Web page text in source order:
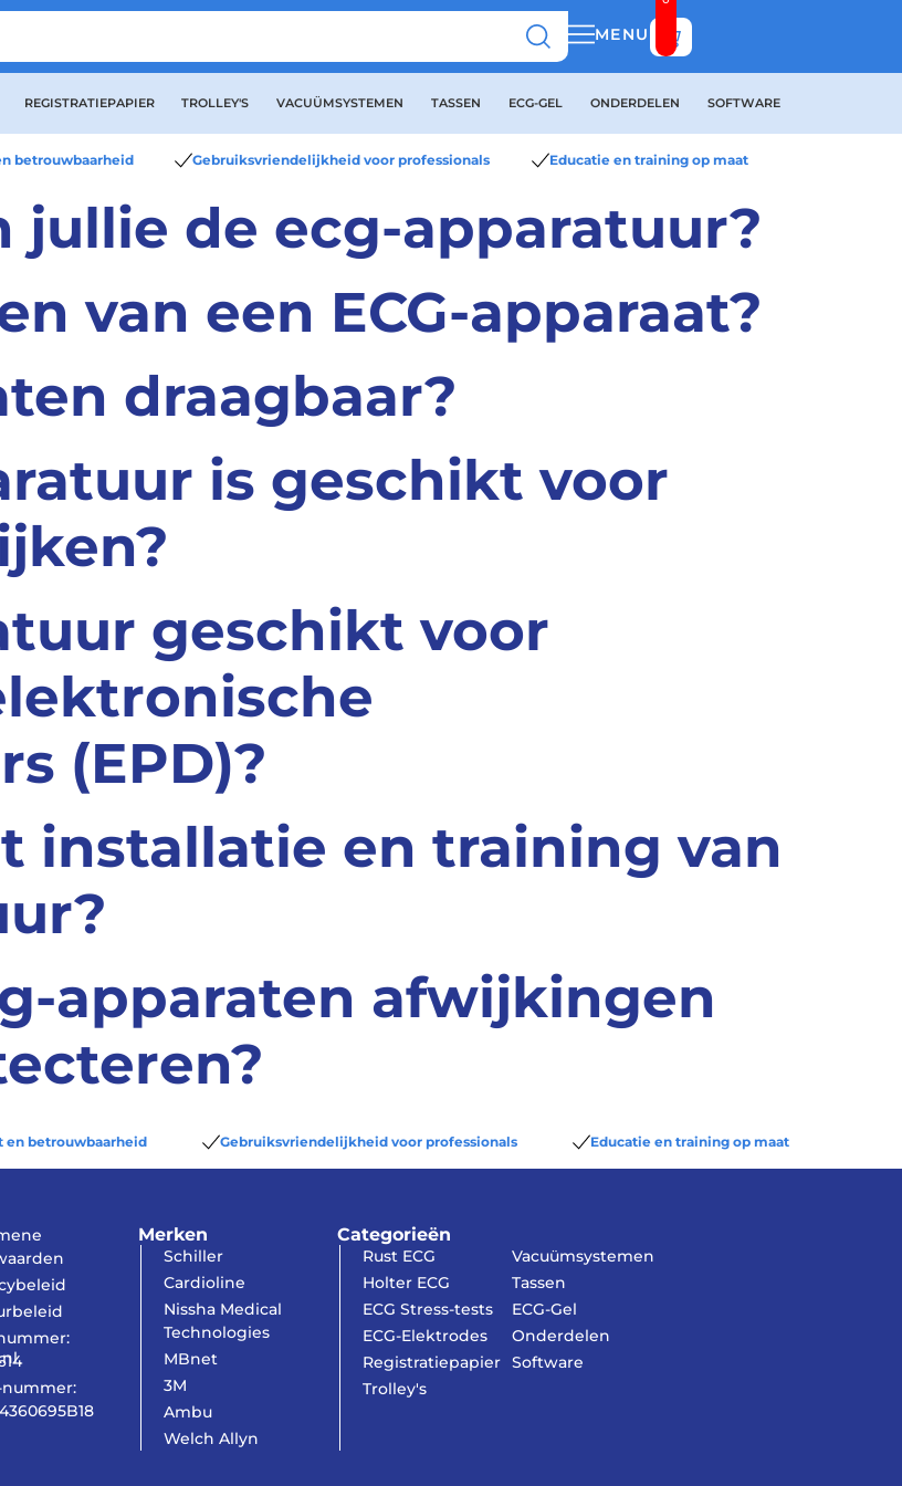
MENU Bekijk winkelwagen
REGISTRATIEPAPIER TROLLEY'S VACUÜMSYSTEMEN TASSEN ECG-GEL ONDERDELEN SOFTWARE
betrouwbaarheid Gebruiksvriendelijkheid voor professionals Educatie en training op maat
jullie de ecg-apparatuur?
van een ECG-apparaat?
draagbaar?
is geschikt voor
geschikt voor
(EPD)?
installatie en training van
apparaten afwijkingen
en betrouwbaarheid Gebruiksvriendelijkheid voor professionals Educatie en training op maat
nummer:
Merken
Schiller
Cardioline
Nissha Medical
Technologies
MBnet
3M
Ambu
Welch Allyn
Categorieën
Rust ECG
Holter ECG
ECG Stress-tests
ECG-Elektrodes
Registratiepapier
Trolley's
Vacuümsystemen
Tassen
ECG-Gel
Onderdelen
Software